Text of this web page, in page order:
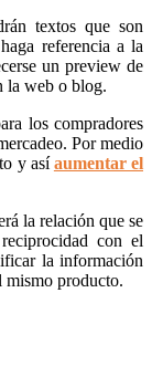
textos que son
referencia a la
un preview de
la web o blog.
los compradores
Por medio
y asíaumentar el
la relación que se
con el
la información
mismo producto.